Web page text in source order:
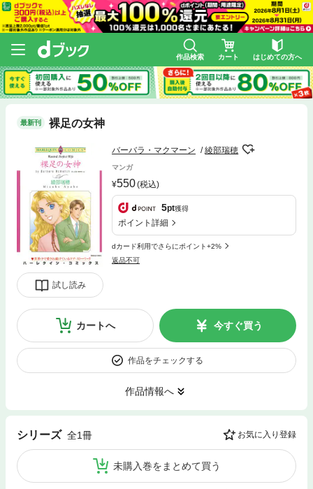
作品検索 カート はじめての方へ
最新刊 裸足の女神
試し読み
バーバラ・マクマーン 綾部瑞穂
マンガ
550(税込)
5pt獲得
ポイント詳細
dカード利用でさらにポイント+2%
返品不可
カートへ 今すぐ買う
作品をチェックする
作品情報へ
シリーズ 全1冊 お気に入り登録
未購入巻をまとめて買う